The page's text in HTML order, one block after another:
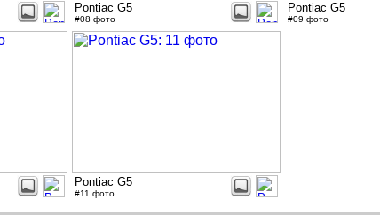
Pontiac G5
#08 фото
Pontiac G5
#09 фото
Pontiac G5
#11 фото